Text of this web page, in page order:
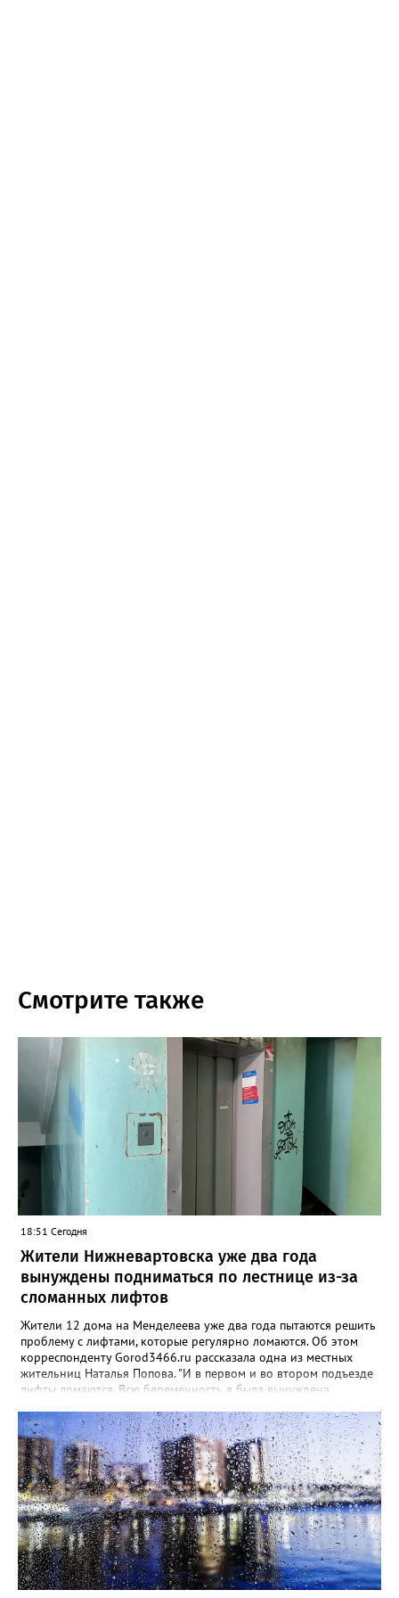
Смотрите также
18:51 Сегодня
Жители Нижневартовска уже два года
вынуждены подниматься по лестнице из-за
сломанных лифтов
Жители 12 дома на Менделеева уже два года пытаются решить
проблему с лифтами, которые регулярно ломаются. Об этом
корреспонденту Gorod3466.ru рассказала одна из местных
жительниц Наталья Попова. "И в первом и во втором подъезде
лифты ломаются. Всю беременность я была вынуждена
постельный режим. После родов 10 дней сидела дома. За
последние 6 месяцев лифт запускался один раз на 3 дня, в этот
период как раз приезжала проверка с департамента ЖКХ. В
нашем подъезде живут инвалиды, пожилые люди, которым
тяжело ходить, взрослые люди, у которых проблемы с ногами,
многодетные мамы и беременные. Все выше перечисленные
люди имеют проблемы с покупкой продуктов и просто
выходом на улицу", - сказала собеседница издания. По ее
словам, глава семьи работает сутками, из-за чего у нее не
всегда есть возможность подстроить визиты к врачу к его
графику, чтобы он помог спустить коляску или автокресло.